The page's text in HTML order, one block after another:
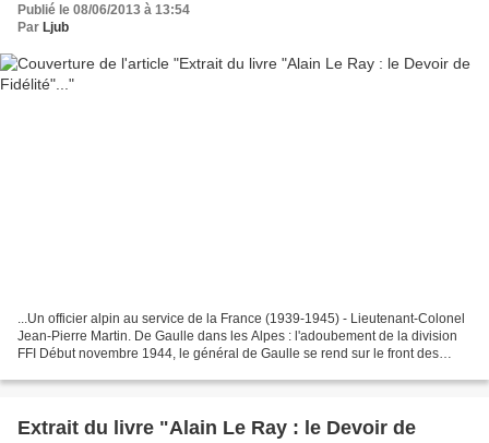
Publié le 08/06/2013 à 13:54
Par Ljub
...Un officier alpin au service de la France (1939-1945) - Lieutenant-Colonel
Jean-Pierre Martin. De Gaulle dans les Alpes : l'adoubement de la division
FFI Début novembre 1944, le général de Gaulle se rend sur le front des
Extrait du livre "Alain Le Ray : le Devoir de